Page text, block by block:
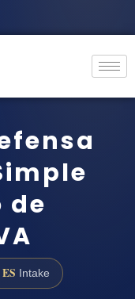
de
ES Intake